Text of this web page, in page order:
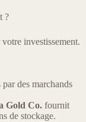
?
investissement.
des marchands
Gold Co. fournit
de stockage.